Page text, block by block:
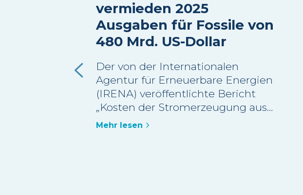
vermieden 2025
Ausgaben für Fossile von
480 Mrd. US-Dollar
Der von der Internationalen
Agentur für Erneuerbare Energien
(IRENA) veröffentlichte Bericht
„Kosten der Stromerzeugung aus
erneuerbaren Energien im Jahr
Mehr lesen